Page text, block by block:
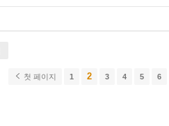
첫 페이지 1 2 3 4 5 6